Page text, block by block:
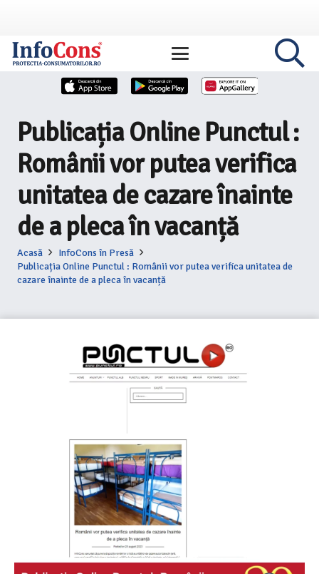
Publicația Online Punctul :
Românii vor putea verifica
unitatea de cazare înainte
de a pleca în vacanță
Acasă
InfoCons în Presă
Publicația Online Punctul : Românii vor putea verifica unitatea de
cazare înainte de a pleca în vacanță